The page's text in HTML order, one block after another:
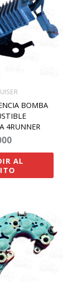
BOMBA
4RUNNER
AL